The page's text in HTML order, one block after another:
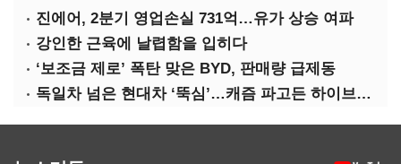
진에어, 2분기 영업손실 731억…유가 상승 여파
강인한 근육에 날렵함을 입히다
‘보조금 제로’ 폭탄 맞은 BYD, 판매량 급제동
독일차 넘은 현대차 ‘뚝심’…캐즘 파고든 하이브리드 역전극